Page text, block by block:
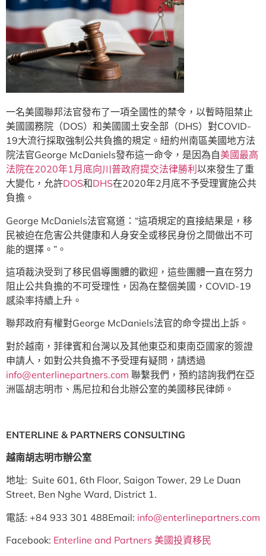
一名美國聯邦法官發布了一項全國性的禁令，以暫時阻禁止
美國國務院（DOS）和美國國土安全部（DHS）對COVID-
19大流行採取強制公共負擔的規定。紐約州南區美國地方法
院法官George McDaniels發布這一命令，是因為自美國最高
法院在2020年1月底向川普政府提交法律勝利 以來發生了重
大變化，允許DOS和DHS在2020年2月底不予受理實施公共
負擔。
George McDaniels法官寫道：“這項規定的直接結果是，移
民被迫在危害公共健康和人身安全或移民身份之間做出不可
能的選擇。”。
這項裁決受到了移民倡導團體的歡迎，這些團體一直在努力
阻止公共負擔的不可受理性，因為在整個美國，COVID-19
感染率持續上升。
聯邦政府有權對George McDaniels法官的命令提出上訴。
對於越南，菲律賓和台灣以及其他東亞和東南亞國家的簽證
申請人，如對公共負擔不予受理有疑問，請透過
info@enterlinepartners.com 聯繫我們，預約諮詢我們在亞
洲區胡志明市、馬尼拉和台北辦公室的美國移民律師。
ENTERLINE & PARTNERS CONSULTING
越南胡志明市辦公室
地址: Suite 601, 6th Floor, Saigon Tower, 29 Le Duan
Street, Ben Nghe Ward, District 1.
電話: +84 933 301 488Email: info@enterlinepartners.com
Facebook: Enterline and Partners 美國投資移民